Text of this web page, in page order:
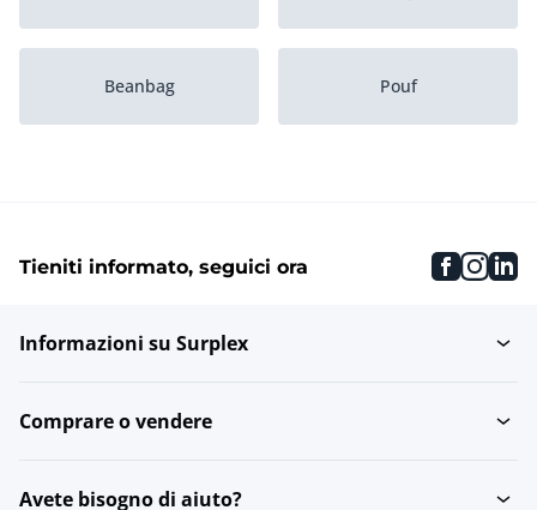
Beanbag Pouf
Tieniti informato, seguici ora
Informazioni su Surplex
Comprare o vendere
Avete bisogno di aiuto?